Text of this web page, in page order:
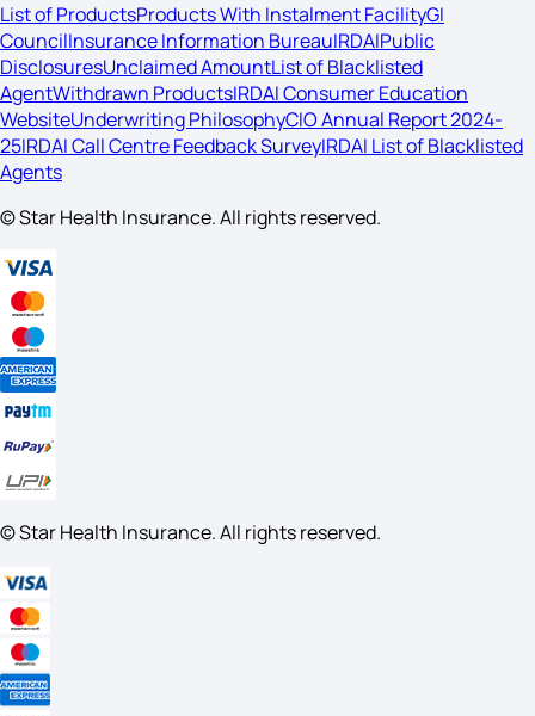
List of ProductsProducts With Instalment FacilityGI
CouncilInsurance Information BureauIRDAIPublic
DisclosuresUnclaimed AmountList of Blacklisted
AgentWithdrawn ProductsIRDAI Consumer Education
WebsiteUnderwriting PhilosophyCIO Annual Report 2024-
25IRDAI Call Centre Feedback SurveyIRDAI List of Blacklisted
Agents
© Star Health Insurance. All rights reserved.
© Star Health Insurance. All rights reserved.